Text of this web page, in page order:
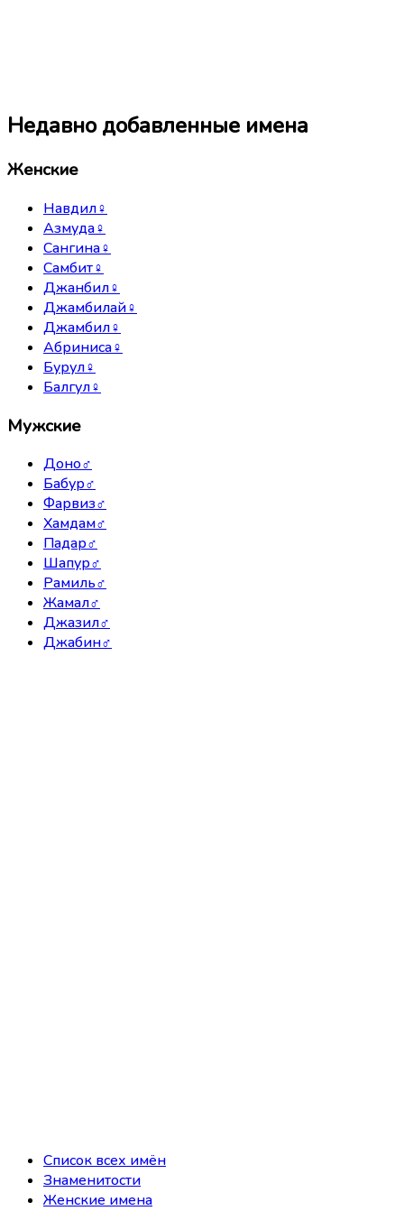
Недавно добавленные имена
Женские
Навдил♀
Азмуда♀
Сангина♀
Самбит♀
Джанбил♀
Джамбилай♀
Джамбил♀
Абриниса♀
Бурул♀
Балгул♀
Мужские
Доно♂
Бабур♂
Фарвиз♂
Хамдам♂
Падар♂
Шапур♂
Рамиль♂
Жамал♂
Джазил♂
Джабин♂
Список всех имён
Знаменитости
Женские имена